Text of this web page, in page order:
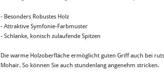
- Besonders Robustes Holz
- Attraktive Symfonie-Farbmuster
- Schlanke, konisch zulaufende Spitzen
Die warme Holzoberfläche ermöglicht guten Griff auch bei
Mohair. So können Sie auch stundenlang angenehm stricken.